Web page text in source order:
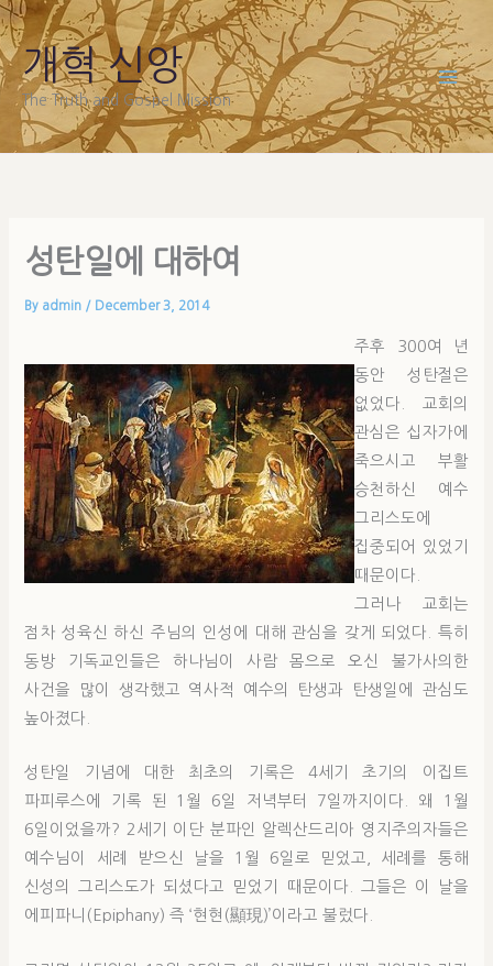
Skip
to
content
개혁 신앙
The Truth and Gospel Mission
성탄일에 대하여
By admin / December 3, 2014
주후 300여 년
동안 성탄절은
없었다. 교회의
관심은 십자가에
죽으시고 부활
승천하신 예수
그리스도에
집중되어 있었기
때문이다.
그러나 교회는
점차 성육신 하신 주님의 인성에 대해 관심을 갖게 되었다. 특히
동방 기독교인들은 하나님이 사람 몸으로 오신 불가사의한
사건을 많이 생각했고 역사적 예수의 탄생과 탄생일에 관심도
높아졌다.
성탄일 기념에 대한 최초의 기록은 4세기 초기의 이집트
파피루스에 기록 된 1월 6일 저녁부터 7일까지이다. 왜 1월
6일이었을까? 2세기 이단 분파인 알렉산드리아 영지주의자들은
예수님이 세례 받으신 날을 1월 6일로 믿었고, 세례를 통해
신성의 그리스도가 되셨다고 믿었기 때문이다. 그들은 이 날을
에피파니(Epiphany) 즉 ‘현현(顯現)’이라고 불렀다.